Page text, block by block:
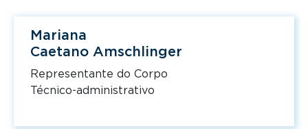
Mariana
Caetano Amschlinger
Representante do Corpo
Técnico-administrativo